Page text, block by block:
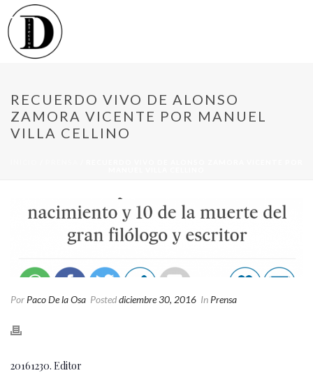
RECUERDO VIVO DE ALONSO
ZAMORA VICENTE POR MANUEL
VILLA CELLINO
Por Paco De la Osa Posteddiciembre 30, 2016 In Prensa
20161230. Editor